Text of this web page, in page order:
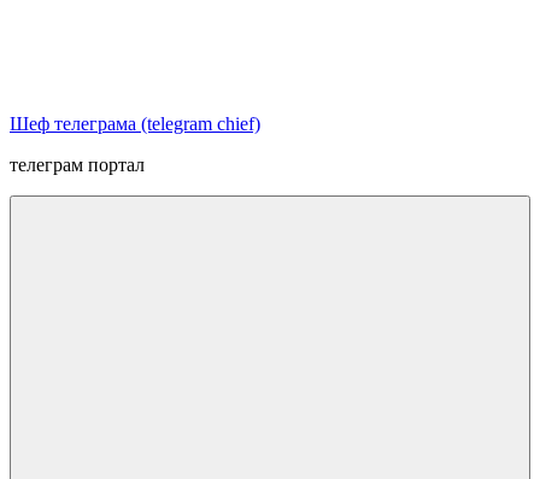
Шеф телеграма (telegram chief)
телеграм портал